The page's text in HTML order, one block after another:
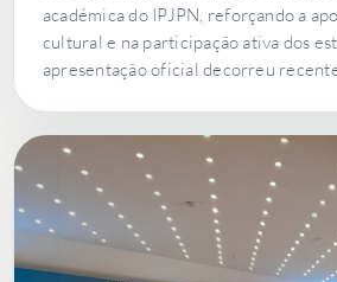
académica do IPJPN, reforçando a
cultural e na participação ativa dos
apresentação oficial decorreu